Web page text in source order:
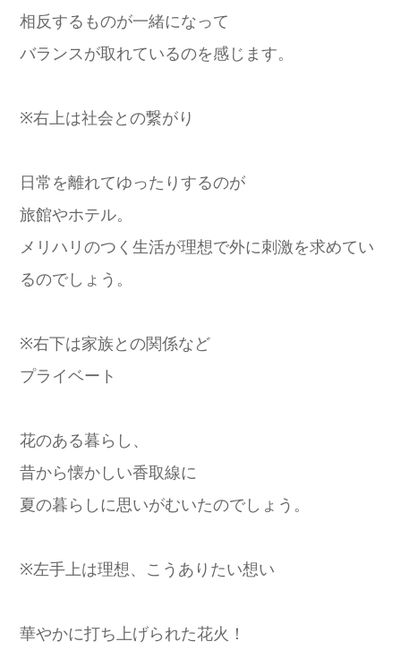
相反するものが一緒になって
バランスが取れているのを感じます。
※右上は社会との繋がり
日常を離れてゆったりするのが
旅館やホテル。
メリハリのつく生活が理想で外に刺激を求めてい
るのでしょう。
※右下は家族との関係など
プライベート
花のある暮らし、
昔から懐かしい香取線に
夏の暮らしに思いがむいたのでしょう。
※左手上は理想、こうありたい想い
華やかに打ち上げられた花火！